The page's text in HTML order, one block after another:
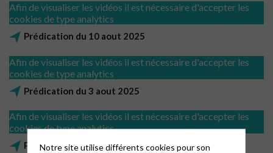
Afin de visualiser les vidéos il est nécessaire d'accepter les
cookies de type analytics
Prédication du 10 aout 2025
Afin de visualiser les vidéos il est nécessaire d'accepter les
cookies de type analytics
Prédication du 3 aout 2025
Afin de visualiser les vidéos il est nécessaire d'accepter les
cookies de type analytics
Prédication du 27 juillet 2025
Notre site utilise différents cookies pour son